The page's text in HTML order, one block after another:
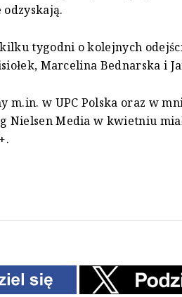
tygodni o kolejnych
Marcelina Bednarska i
m.in. w UPC Polska oraz w
Nielsen Media w kwietniu